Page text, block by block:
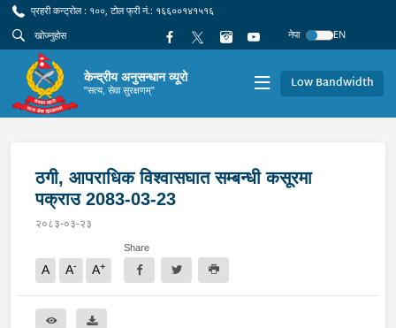
प्रहरी कन्ट्रोल : १००, टोल फ्री नं.: १६६००१४१५१६
नेपा
EN
केन्द्रीय अनुसन्धान व्यूरो
"सत्य, सेवा सुरक्षणम्" Low Bandwidth
ठगी, आपराधिक विश्वासघात सम्बन्धी कसूरमा
पक्राउ 2083-03-23
२०८३-०३-२३
A A- A+
Share